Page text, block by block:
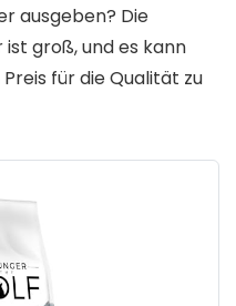
ausgeben? Die
groß, und es kann
für die Qualität zu